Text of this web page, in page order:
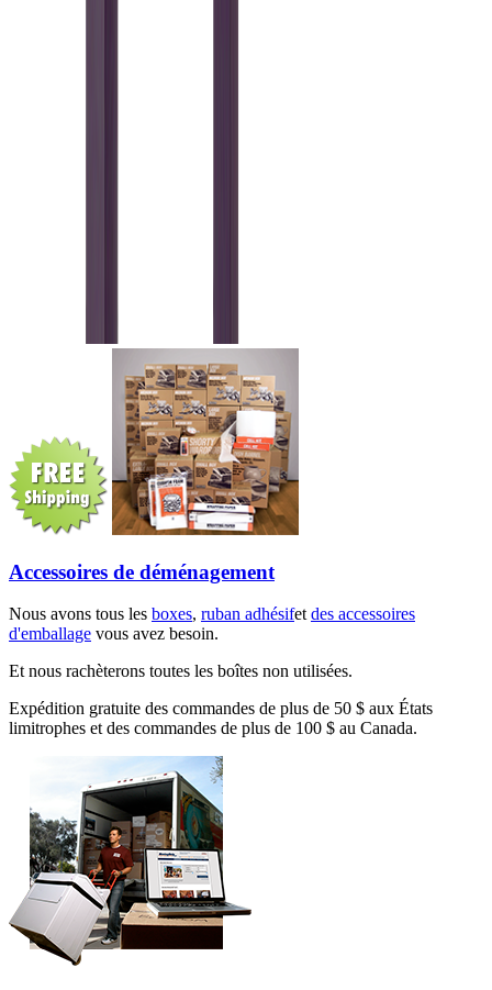
Accessoires de déménagement
Nous avons tous les boxes, ruban adhésifetdes accessoires
d'emballage vous avez besoin.
Et nous rachèterons toutes les boîtes non utilisées.
Expédition gratuite des commandes de plus de 50 $ aux États
limitrophes et des commandes de plus de 100 $ au Canada.